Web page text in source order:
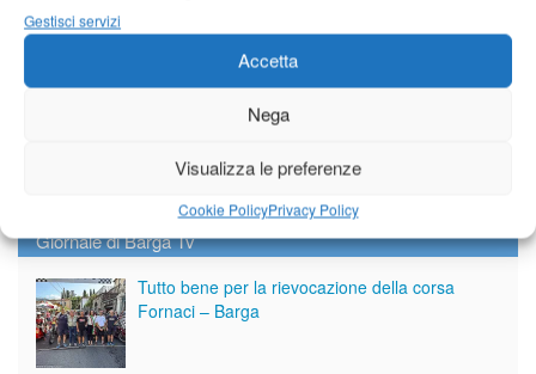
Gestisci servizi
Accetta
Nega
Visualizza le preferenze
Cookie PolicyPrivacy Policy
Giornale di Barga Tv
Tutto bene per la rievocazione della corsa
Fornaci – Barga